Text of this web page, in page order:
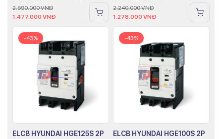
2.590.000VNĐ
1.477.000 VNĐ
2.240.000VNĐ
1.278.000 VNĐ
-43%
ELCB HYUNDAI HGE125S 2P
-43%
ELCB HYUNDAI HGE100S 2P